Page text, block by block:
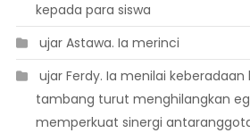
kepada para siswa
 ujar Astawa. Ia merinci
 ujar Ferdy. Ia menilai keberadaan
tambang turut menghilangkan
memperkuat sinergi